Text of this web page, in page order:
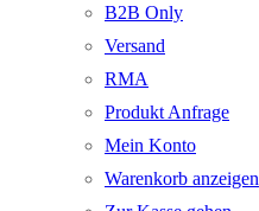
B2B Only
Versand
RMA
Produkt Anfrage
Mein Konto
Warenkorb anzeigen